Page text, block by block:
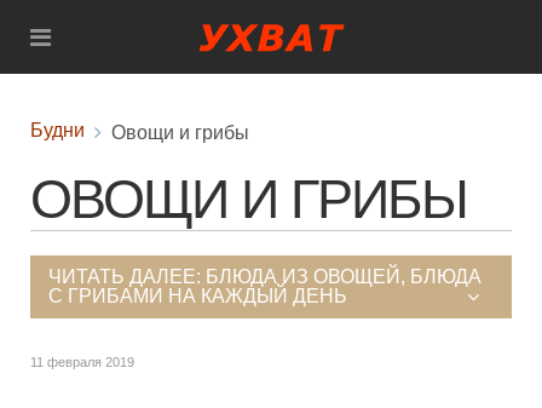
Будни Овощи и грибы
ОВОЩИ И ГРИБЫ
ЧИТАТЬ ДАЛЕЕ: БЛЮДА ИЗ ОВОЩЕЙ, БЛЮДА
С ГРИБАМИ НА КАЖДЫЙ ДЕНЬ
11 февраля 2019